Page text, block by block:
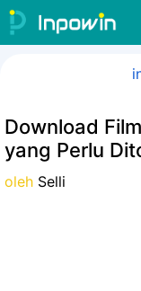
Langsung
ke
Download
yang Perlu
oleh Selli